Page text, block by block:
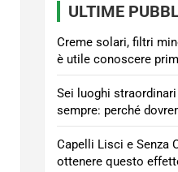
ULTIME
Creme solari, filtri
è utile conoscere
Sei luoghi
sempre: perché
Capelli Lisci e Senza
ottenere questo